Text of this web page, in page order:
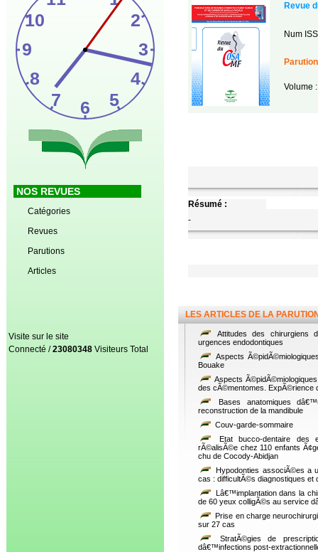
NOS REVUES
Catégories
Revues
Parutions
Articles
Visite sur le site
Connecté /23080348Visiteurs Total
Revue
Num
Volume
Résumé :
-
LES ARTICLES DE LA
Attitudes des chirurgiens
urgences endodontiques
Aspects
Bouake
Aspects
des cÃ©mentomes. ExpÃ©rience
Bases anatomiques
reconstruction de la mandibule
Couv-garde-sommaire
Etat bucco-dentaire des
rÃ©alisÃ©e chez 110 enfants
chu de Cocody-Abidjan
Hypodonties associÃ©es a
cas : difficultÃ©s diagnostiques et
Lâ€™implantation dans la
de 60 yeux colligÃ©s au service
Prise en charge
sur 27 cas
StratÃ©gies de
dâ€™infections post-